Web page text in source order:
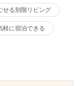
せる別階リビング
軽に宿泊できる